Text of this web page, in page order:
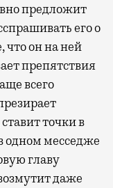
предложит
его о
что он на ней
препятствия
всего
точки в
одном месседже
главу
даже